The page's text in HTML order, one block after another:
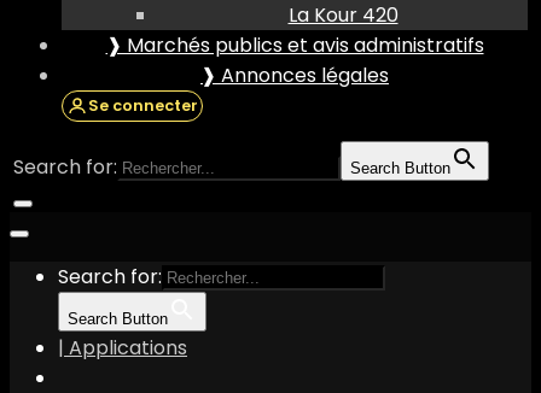
La Kour 420
❱ Marchés publics et avis administratifs
❱ Annonces légales
Se connecter
Search for: Search Button
Search for:
Search Button
| Applications